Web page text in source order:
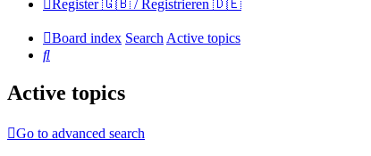
Register 🇬🇧 / Registrieren 🇩🇪
Board index SearchActive topics
Search
Active topics
Go to advanced search